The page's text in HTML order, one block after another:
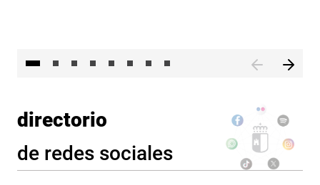
directorio
de redes sociales